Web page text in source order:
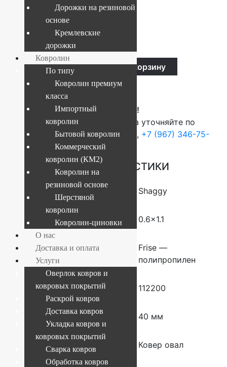
Текущий размер:
Артикул:
4841227946667
-
Ковер
Shaggy
0.6x1.1
м
1039
2
33826
quantity
+
В корзину
Купить в 1 клик
ВНИМАНИЕ!
О наличие и стоимости товара уточняйте по
телефонам:+7 (812) 377-09-32 , +7 (967) 346-75-
ОСНОВНЫЕ ХАРАКТЕРИСТИКИ
Коллекция Shaggy
Размер (м) 0.6×1.1
Состав
Frise —
полипропилен
Плотность 112200
Высота ворса 40 мм
Форма Ковер овал
Дорожки на резиновой
основе
Кремлевские
дорожки
Ковролин
По типу
Ковролин премиум
класса
Импортный
ковролин
Бытовой ковролин
Коммерческий
ковролин (КМ2)
Ковролин на
резиновой основе
Шерстяной
ковролин
Ковролин-циновки
О нас
Доставка и оплата
Услуги
Оверлок ковров и
ковровых покрытий
Раскрой ковров
Доставка ковров
Укладка ковров и
ковровых покрытий
Сварка ковров
Обработка ковров